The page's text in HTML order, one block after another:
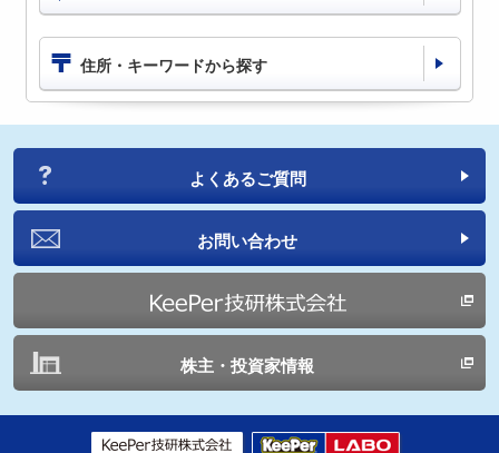
住所・キーワードから探す
よくあるご質問
お問い合わせ
株主・投資家情報